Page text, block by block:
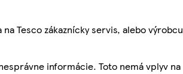
Tesco zákaznícky servis, alebo výrobcu
informácie. Toto nemá vplyv na